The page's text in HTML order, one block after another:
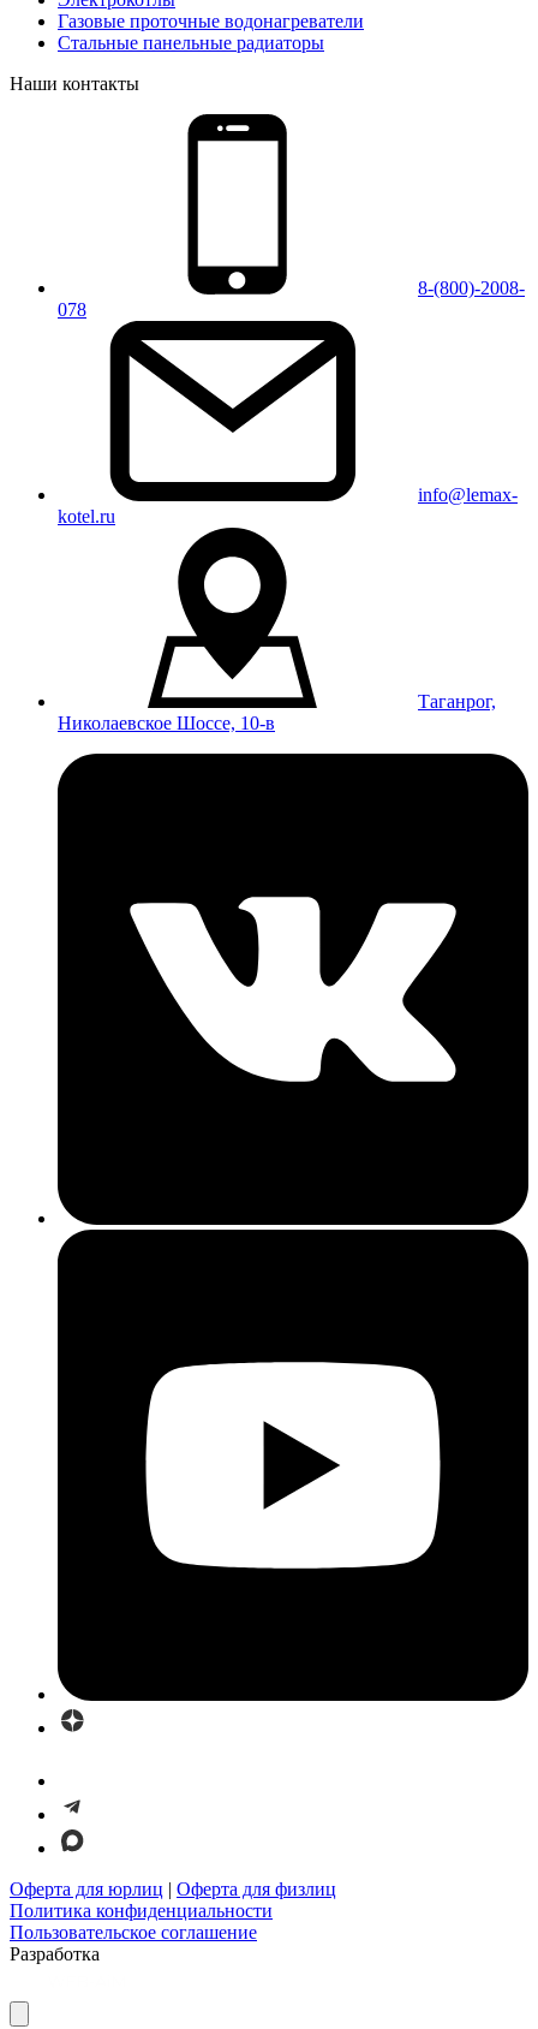
Газовые проточные водонагреватели
Стальные панельные радиаторы
Наши контакты
8-(800)-2008-
078
info@lemax-
kotel.ru
Таганрог,
Николаевское Шоссе, 10-в
Оферта для юрлиц | Оферта для физлиц
Политика конфиденциальности
Пользовательское соглашение
Разработка